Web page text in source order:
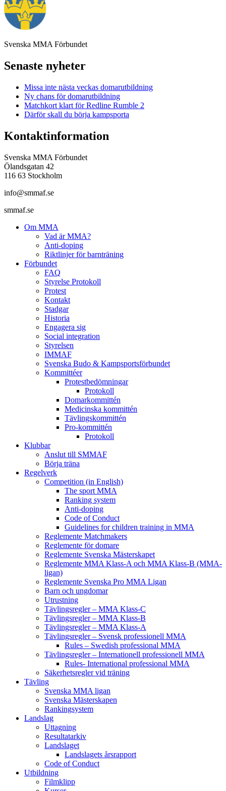
Svenska MMA Förbundet
Senaste nyheter
Missa inte nästa veckas domarutbildning
Ny chans för domarutbildning
Matchkort klart för Redline Rumble 2
Därför skall du börja kampsporta
Kontaktinformation
Svenska MMA Förbundet
Ölandsgatan 42
116 63 Stockholm
info@smmaf.se
smmaf.se
Om MMA
Vad är MMA?
Anti-doping
Riktlinjer för barnträning
Förbundet
FAQ
Styrelse Protokoll
Protest
Kontakt
Stadgar
Historia
Engagera sig
Social integration
Styrelsen
IMMAF
Svenska Budo & Kampsportsförbundet
Kommittéer
Protestbedömningar
Protokoll
Domarkommittén
Medicinska kommittén
Tävlingskommittén
Pro-kommittén
Protokoll
Klubbar
Anslut till SMMAF
Börja träna
Regelverk
Competition (in English)
The sport MMA
Ranking system
Anti-doping
Code of Conduct
Guidelines for children training in MMA
Reglemente Matchmakers
Reglemente för domare
Reglemente Svenska Mästerskapet
Reglemente MMA Klass-A och MMA Klass-B (MMA-
ligan)
Reglemente Svenska Pro MMA Ligan
Barn och ungdomar
Utrustning
Tävlingsregler – MMA Klass-C
Tävlingsregler – MMA Klass-B
Tävlingsregler – MMA Klass-A
Tävlingsregler – Svensk professionell MMA
Rules – Swedish professional MMA
Tävlingsregler – Internationell professionell MMA
Rules- International professional MMA
Säkerhetsregler vid träning
Tävling
Svenska MMA ligan
Svenska Mästerskapen
Rankingsystem
Landslag
Uttagning
Resultatarkiv
Landslaget
Landslagets årsrapport
Code of Conduct
Utbildning
Filmklipp